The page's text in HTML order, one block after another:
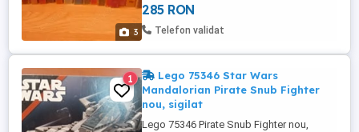
3
teodoreanu la medeleni 5 lei 378 ionel
teodoreanu la medeleni 5 lei 379 ionel
285 RON
Telefon validat
1
Lego 75346 Star Wars
Mandalorian Pirate Snub Fighter
nou, sigilat
Lego 75346 Pirate Snub Fighter nou,